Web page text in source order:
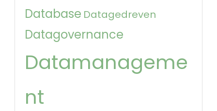
Database Datagedreven
Datagovernance
Datamanageme
nt